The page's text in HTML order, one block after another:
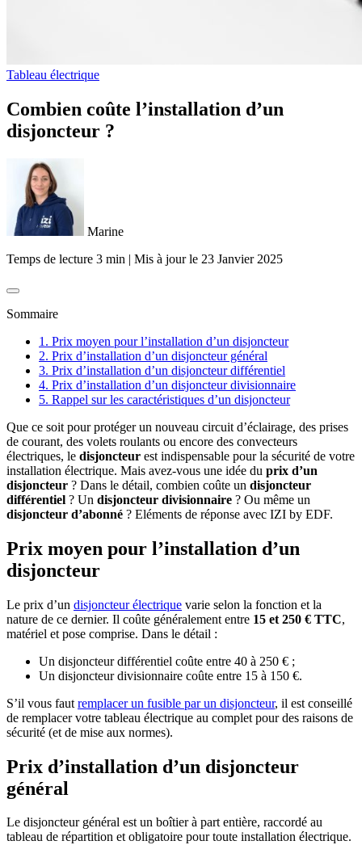
Tableau électrique
Combien coûte l’installation d’un
disjoncteur ?
Marine
Temps de lecture 3 min | Mis à jour le 23 Janvier 2025
Sommaire
1. Prix moyen pour l’installation d’un disjoncteur
2. Prix d’installation d’un disjoncteur général
3. Prix d’installation d’un disjoncteur différentiel
4. Prix d’installation d’un disjoncteur divisionnaire
5. Rappel sur les caractéristiques d’un disjoncteur
Que ce soit pour protéger un nouveau circuit d’éclairage, des prises
de courant, des volets roulants ou encore des convecteurs
électriques, le disjoncteur est indispensable pour la sécurité de votre
installation électrique. Mais avez-vous une idée du prix d’un
disjoncteur ? Dans le détail, combien coûte un disjoncteur
différentiel ? Un disjoncteur divisionnaire ? Ou même un
disjoncteur d’abonné ? Eléments de réponse avec IZI by EDF.
Prix moyen pour l’installation d’un
disjoncteur
Le prix d’un disjoncteur électrique varie selon la fonction et la
nature de ce dernier. Il coûte généralement entre 15 et 250 € TTC,
matériel et pose comprise. Dans le détail :
Un disjoncteur différentiel coûte entre 40 à 250 € ;
Un disjoncteur divisionnaire coûte entre 15 à 150 €.
S’il vous faut remplacer un fusible par un disjoncteur, il est conseillé
de remplacer votre tableau électrique au complet pour des raisons de
sécurité (et de mise aux normes).
Prix d’installation d’un disjoncteur
général
Le disjoncteur général est un boîtier à part entière, raccordé au
tableau de répartition et obligatoire pour toute installation électrique.